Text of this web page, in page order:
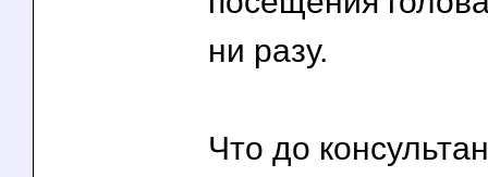
ни разу.
Что до